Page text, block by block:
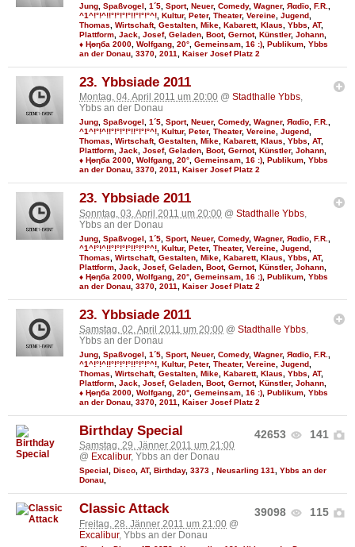
Jung Spaßvogel 1´5 Sport, Neuer, Comedy, Wagner, Яαdϊo F.R.
^1^!°!^!!°!°!°!°!!°!°!°^! Kultur, Peter, Theater, Vereine Jugend
Thomas
Wirtschaft, Gestalten Mike Kabarett, Klaus Ybbs AT,
Plattform Jack Josef, Geladen Boot, Gernot, Künstler, Johann
♦ Ңөηба 2000 Wolfgang 20° Gemeinsam 16 :) Publikum Ybbs
an der Donau 3370 2011 Kaiser Josef Platz 2
23. Ybbsiade 2011
Montag, 04. April 2011 um 20:00 @ Stadthalle Ybbs,
Ybbs an der Donau
Jung, Spaßvogel, 1´5, Sport, Neuer, Comedy, Wagner, Яαdϊo, F.R.,
^1^!°!^!!°!°!°!°!!°!°!°^!, Kultur, Peter, Theater, Vereine, Jugend,
Thomas, Wirtschaft, Gestalten, Mike, Kabarett, Klaus, Ybbs, AT,
Plattform, Jack, Josef, Geladen, Boot, Gernot, Künstler, Johann,
♦ Ңөηба 2000, Wolfgang, 20°, Gemeinsam, 16 :), Publikum, Ybbs
an der Donau, 3370, 2011, Kaiser Josef Platz 2
23. Ybbsiade 2011
Sonntag, 03. April 2011 um 20:00 @ Stadthalle Ybbs
Ybbs an der Donau
Jung Spaßvogel 1´5 Sport, Neuer, Comedy, Wagner, Яαdϊo F.R.
^1^!°!^!!°!°!°!°!!°!°!°^! Kultur, Peter, Theater, Vereine Jugend
Thomas
Wirtschaft, Gestalten Mike Kabarett, Klaus Ybbs AT,
Plattform Jack Josef, Geladen Boot, Gernot, Künstler, Johann
♦ Ңөηба 2000 Wolfgang 20° Gemeinsam 16 :) Publikum Ybbs
an der Donau 3370 2011 Kaiser Josef Platz 2
23. Ybbsiade 2011
Samstag, 02. April 2011 um 20:00 @ Stadthalle Ybbs,
Ybbs an der Donau
Jung Spaßvogel 1´5 Sport, Neuer, Comedy, Wagner, Яαdϊo F.R.
^1^!°!^!!°!°!°!°!!°!°!°^! Kultur, Peter, Theater, Vereine Jugend
Thomas
Wirtschaft, Gestalten Mike Kabarett, Klaus Ybbs AT,
Plattform Jack Josef, Geladen Boot, Gernot, Künstler, Johann
♦ Ңөηба 2000 Wolfgang 20° Gemeinsam 16 :) Publikum Ybbs
an der Donau 3370 2011 Kaiser Josef Platz 2
42653 141
Birthday Special
Samstag, 29. Jänner 2011 um 21:00
@ Excalibur, Ybbs an der Donau
Special, Disco, AT, Birthday, 3373 , Neusarling 131, Ybbs an der
Donau,
39098 115
Classic Attack
Freitag, 28. Jänner 2011 um 21:00 @
Excalibur, Ybbs an der Donau